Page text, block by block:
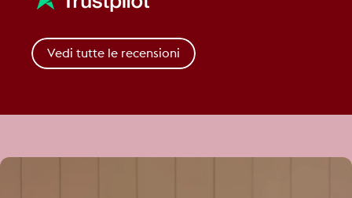
Vedi tutte le recensioni